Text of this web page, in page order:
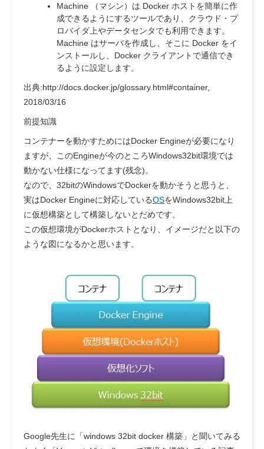
Machine （マシン）は Docker ホストを簡単に作
成できるようにするツールであり、クラウド・プ
ロバイダ上やデータセンタでも利用できます。
Machine はサーバを作成し、そこに Docker をイ
ンストールし、Docker クライアントで通信でき
るように設定します。
出典:http://docs.docker.jp/glossary.html#container,
2018/03/16
前提知識
コンテナーを動かすためにはDocker Engineが必要になり
ますが、このEngineが今のところWindows32bit環境では
動かない仕様になってます(残念)。
なので、32bitのWindowsでDockerを動かそうと思うと、
実はDocker Engineに対応しているOSをWindows32bit上
に仮想構築として構築しないとだめです。
この仮想環境がDockerホストとなり、イメージだと以下の
ような図になるかと思います。
Google先生に「windows 32bit docker 構築」と聞いてみる